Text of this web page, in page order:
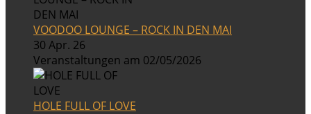
VOODOO LOUNGE – ROCK IN DEN MAI
30 Apr. 26
Veranstaltungen am 02/05/2026
HOLE FULL OF LOVE